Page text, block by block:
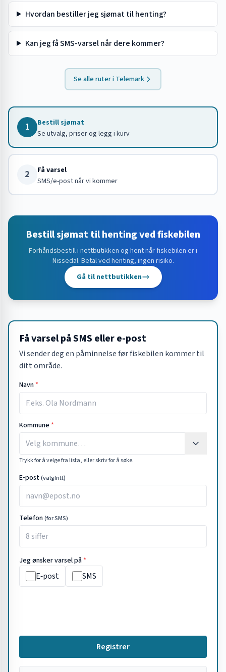
Hvordan bestiller jeg sjømat til henting?
Kan jeg få SMS-varsel når dere kommer?
Se alle ruter i Telemark
1
Bestill sjømat
Se utvalg, priser og legg i kurv
2
Få varsel
SMS/e-post når vi kommer
Bestill sjømat til henting ved fiskebilen
Forhåndsbestill i nettbutikken og hent når fiskebilen er i
Nissedal. Betal ved henting, ingen risiko.
Gå til nettbutikken
Få varsel på SMS eller e-post
Vi sender deg en påminnelse før fiskebilen kommer til
ditt område.
Navn *
Kommune *
Trykk for å velge fra lista, eller skriv for å søke.
E‑post (valgfritt)
Telefon(for SMS)
Jeg ønsker varsel på *
E‑post SMS
Registrer